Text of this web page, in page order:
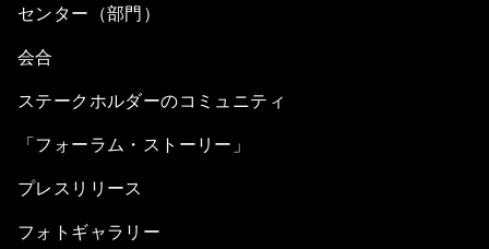
センター（部門）
会合
ステークホルダーのコミュニティ
「フォーラム・ストーリー」
プレスリリース
フォトギャラリー